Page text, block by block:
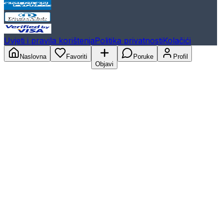
Uvjeti i pravila korištenjaPolitika privatnostiKolačići
Naslovna
Favoriti
Objavi
Poruke Profil